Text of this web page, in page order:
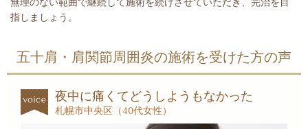
指しましょう。
五十肩・肩関節周囲炎の施術を受けた方の声
夜中に痛くてどうしようもなかった
札幌市中央区（40代女性）